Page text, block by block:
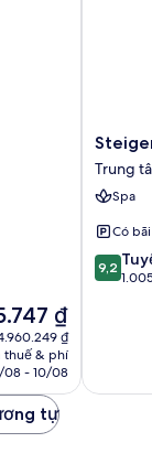
₫
₫
₫
thuế & phí
08 - 10/08
Hotel
Trung
Trung
Spa
Có
9.2
trên
xét
9,2
tự